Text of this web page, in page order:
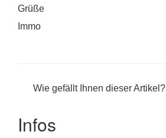
Grüße
Immo
Wie gefällt Ihnen dieser Artikel?
Infos